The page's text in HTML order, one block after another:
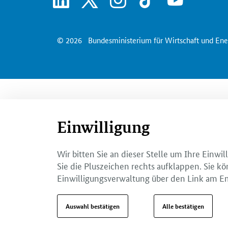
© 2026 Bundesministerium für Wirtschaft und
Einwilligung
Wir bitten Sie an dieser Stelle um Ihre
Sie die Pluszeichen rechts aufklappen. Sie
Einwilligungsverwaltung über den Link am
Auswahl bestätigen Alle bestätigen